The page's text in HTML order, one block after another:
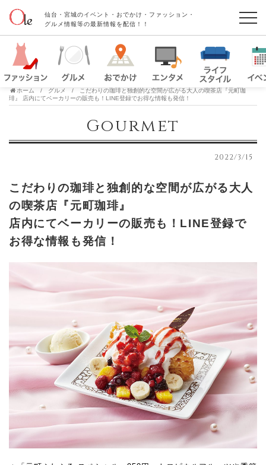
仙台・宮城のイベント・おでかけ・ファッション・
グルメ情報等の最新情報を配信！！
ホーム グルメ
こだわりの珈琲と独創的な空間が広がる大人の喫茶店『元町珈
琲』 店内にてベーカリーの販売も！LINE登録でお得な情報も発信！
Gourmet
2022/3/15
こだわりの珈琲と独創的な空間が広がる大人
の喫茶店『元町珈琲』
店内にてベーカリーの販売も！LINE登録で
お得な情報も発信！